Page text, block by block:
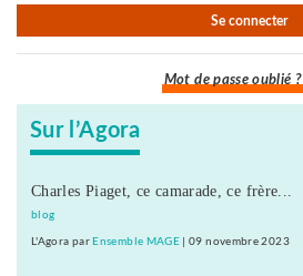
Mot de passe oublié ?
Sur l’Agora
Charles Piaget, ce camarade, ce frère...
blog
L'Agora parEnsemble MAGE |09 novembre 2023